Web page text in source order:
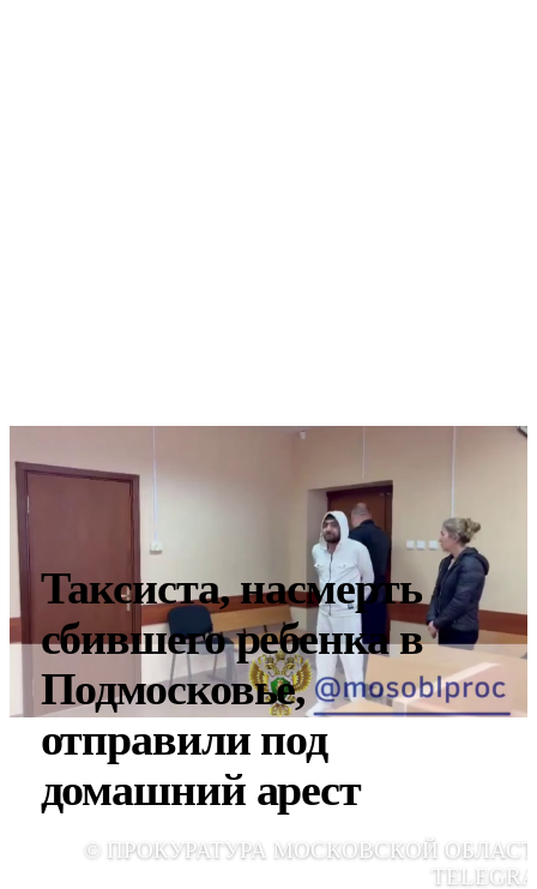
Таксиста, насмерть
сбившего ребенка в
Подмосковье,
отправили под
домашний арест
© ПРОКУРАТУРА МОСКОВСКОЙ